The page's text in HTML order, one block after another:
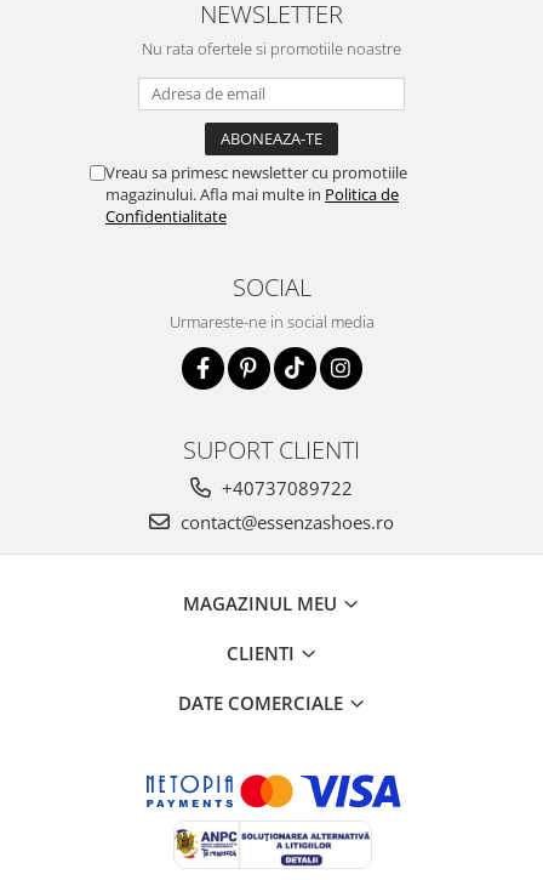
NEWSLETTER
Nu rata ofertele si promotiile noastre
Vreau sa primesc newsletter cu promotiile
magazinului. Afla mai multe in Politica de
Confidentialitate
SOCIAL
Urmareste-ne in social media
SUPORT CLIENTI
+40737089722
contact@essenzashoes.ro
MAGAZINUL MEU
CLIENTI
DATE COMERCIALE